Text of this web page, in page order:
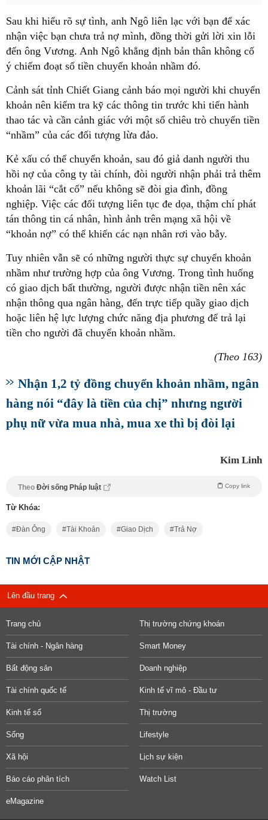
Sau khi hiểu rõ sự tình, anh Ngô liên lạc với bạn để xác
nhận việc bạn chưa trả nợ mình, đồng thời gửi lời xin lỗi
đến ông Vương. Anh Ngô khẳng định bản thân không cố
ý chiếm đoạt số tiền chuyển khoản nhầm đó.
Cảnh sát tỉnh Chiết Giang cảnh báo mọi người khi chuyển
khoản nên kiểm tra kỹ các thông tin trước khi tiến hành
thao tác và cần cảnh giác với một số chiêu trò chuyển tiền
“nhầm” của các đối tượng lừa đảo.
Kẻ xấu có thể chuyển khoản, sau đó giả danh người thu
hồi nợ của công ty tài chính, đòi người nhận phải trả thêm
khoản lãi “cắt cổ” nếu không sẽ đòi gia đình, đồng
nghiệp. Việc các đối tượng liên tục đe dọa, thậm chí phát
tán thông tin cá nhân, hình ảnh trên mạng xã hội về
“khoản nợ” có thể khiến các nạn nhân rơi vào bẫy.
Tuy nhiên vẫn sẽ có những người thực sự chuyển khoản
nhầm như trường hợp của ông Vương. Trong tình huống
có giao dịch bất thường, người được nhận tiền nên xác
nhận thông qua ngân hàng, đến trực tiếp quầy giao dịch
hoặc liên hệ lực lượng chức năng địa phương để trả lại
tiền cho người đã chuyển khoản nhầm.
(Theo 163)
Nhận 1,2 tỷ đồng chuyển khoản nhầm, ngân
hàng nói “đây là tiền của chị” nhưng người
phụ nữ vừa mua nhà, mua xe thì bị đòi lại
Kim Linh
Theo Đời sống Pháp luật Copy link
Từ Khóa:
Đàn Ông Tài Khoản Giao Dịch Trả Nợ
TIN MỚI CẬP NHẬT
Lên đầu trang
Trang chủ Thị trường chứng khoán
Tài chính - Ngân hàng Smart Money
Bất động sản Doanh nghiệp
Tài chính quốc tế Kinh tế vĩ mô - Đầu tư
Kinh tế số Thị trường
Sống Lifestyle
Xã hội Lịch sự kiện
Báo cáo phân tích Watch List
eMagazine